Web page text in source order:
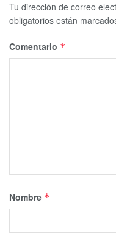
Tu dirección de correo
obligatorios están
Comentario *
Nombre *